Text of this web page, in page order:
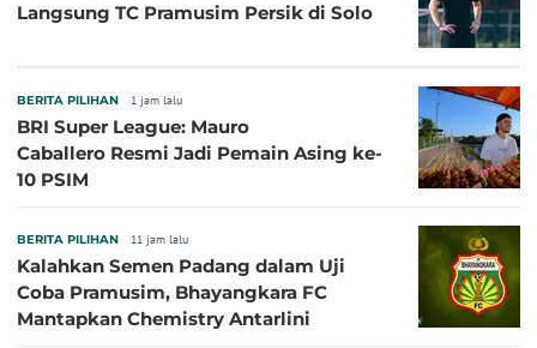
Langsung TC Pramusim Persik di Solo
BERITA PILIHAN 1 jam lalu
BRI Super League: Mauro
Caballero Resmi Jadi Pemain Asing ke-
10 PSIM
BERITA PILIHAN 11 jam lalu
Kalahkan Semen Padang dalam Uji
Coba Pramusim, Bhayangkara FC
Mantapkan Chemistry Antarlini